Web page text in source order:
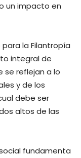
un impacto en
la Filantropía
integral de
se reflejan a lo
y de los
debe ser
altos de las
fundamenta